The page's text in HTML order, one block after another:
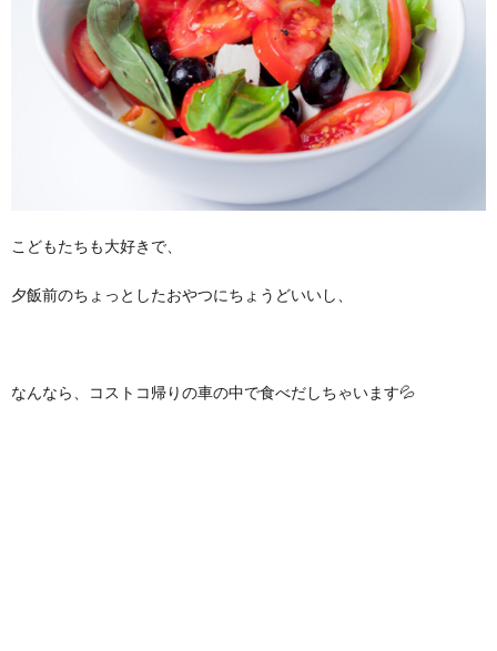
こどもたちも大好きで、
夕飯前のちょっとしたおやつにちょうどいいし、
なんなら、コストコ帰りの車の中で食べだしちゃいます💦